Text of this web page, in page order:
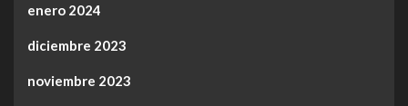
enero 2024
diciembre 2023
noviembre 2023